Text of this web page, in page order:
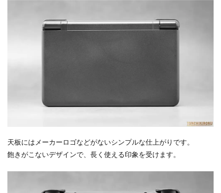
天板にはメーカーロゴなどがないシンプルな仕上がりです。
飽きがこないデザインで、長く使える印象を受けます。